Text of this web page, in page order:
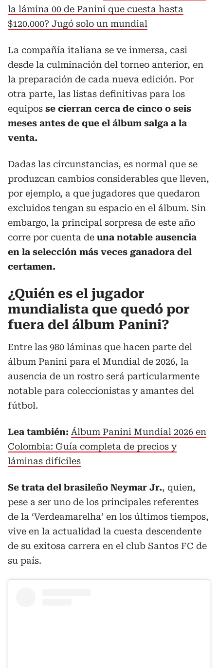
la lámina 00 de Panini que cuesta hasta
$120.000? Jugó solo un mundial
La compañía italiana se ve inmersa, casi
desde la culminación del torneo anterior, en
la preparación de cada nueva edición. Por
otra parte, las listas definitivas para los
equipos se cierran cerca de cinco o seis
meses antes de que el álbum salga a la
venta.
Dadas las circunstancias, es normal que se
produzcan cambios considerables que lleven,
por ejemplo, a que jugadores que quedaron
excluidos tengan su espacio en el álbum. Sin
embargo, la principal sorpresa de este año
corre por cuenta de una notable ausencia
en la selección más veces ganadora del
certamen.
¿Quién es el jugador
mundialista que quedó por
fuera del álbum Panini?
Entre las 980 láminas que hacen parte del
álbum Panini para el Mundial de 2026, la
ausencia de un rostro será particularmente
notable para coleccionistas y amantes del
fútbol.
Lea también: Álbum Panini Mundial 2026 en
Colombia: Guía completa de precios y
láminas difíciles
Se trata del brasileño Neymar Jr., quien,
pese a ser uno de los principales referentes
de la ‘Verdeamarelha’ en los últimos tiempos,
vive en la actualidad la cuesta descendente
de su exitosa carrera en el club Santos FC de
su país.